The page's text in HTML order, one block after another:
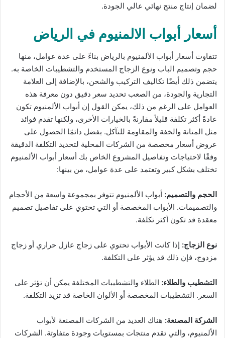
لضمان إنتاج منتج نهائي عالي الجودة.
أسعار أبواب الالمنيوم في الرياض
تتفاوت أسعار أبواب الألمنيوم بالرياض بناءً على عدة عوامل، منها
حجم وتصميم الباب ونوع الزجاج المستخدم والتشطيبات الخاصة به.
يتضمن ذلك أيضًا تكاليف التركيب والشحن، بالإضافة إلى العلامة
التجارية والجودة، من الصعب تحديد سعر دقيق دون معرفة هذه
العوامل على الرغم من ذلك، يمكن القول إن أبواب الألمنيوم تكون
عادةً أكثر تكلفة قليلاً مقارنةً بالخيارات الأخرى، ولكنها تقدم فوائد
مثل المتانة والخفة والمقاومة للتآكل. يفضل دائمًا الحصول على
عروض أسعار مخصصة من الشركات المحلية لتحديد التكلفة الدقيقة
وفقًا لاحتياجات وتفاصيل المشروع الخاص بك أسعار أبواب الألمنيوم
تختلف بشكل كبير وتعتمد على عدة عوامل، من بينها:
الحجم والتصميم: أبواب الألمنيوم تتوفر بمجموعة واسعة من الأحجام
والتصميمات. الأبواب المخصصة أو التي تحتوي على تفاصيل تصميم
معقدة قد تكون أكثر تكلفة.
نوع الزجاج: إذا كانت الأبواب تحتوي على زجاج عازل حراري أو زجاج
مزدوج، فإن ذلك قد يؤثر على التكلفة.
التشطيب والطلاء: الطلاء والتشطيبات المختلفة يمكن أن تؤثر على
السعر. التشطيبات المخصصة أو الألوان الخاصة قد تزيد التكلفة.
الشركة المصنعة: هناك العديد من الشركات المصنعة لأبواب
الألمنيوم، والتي تقدم منتجات بمستويات وجودة متفاوتة. الشركات